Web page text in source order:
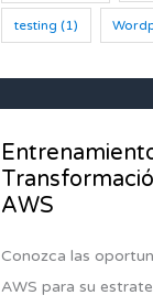
testing (1)
AWS
Conozca las
AWS para su